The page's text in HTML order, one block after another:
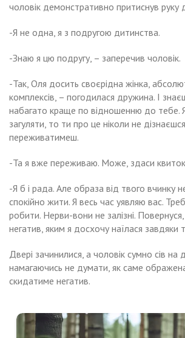
чоловік демонстративно притиснув руку
-Я не одна, я з подругою дитинства.
-Знаю я цю подругу, – заперечив чоловік.
-Так, Оля досить своєрідна жінка,
комплексів, – погодилася дружина. І
набагато краще по відношенню до тебе.
загуляти, то ти про це ніколи не
переживатимеш.
-Та я вже переживаю. Може, здаси
-Я б і рада. Але образа від твого вчинку
спокійно жити. Я весь час уявляю вас.
робити. Нерви-вони не залізні.
негатив, яким я досхочу наїлася завдяки
Двері зачинилися, а чоловік сумно сів на
намагаючись не думати, як саме
скидатиме негатив.